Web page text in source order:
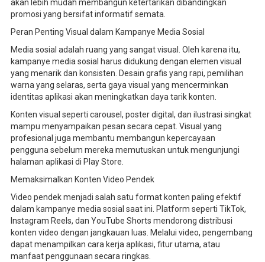
akan lebih mudah membangun ketertarikan dibandingkan
promosi yang bersifat informatif semata.
Peran Penting Visual dalam Kampanye Media Sosial
Media sosial adalah ruang yang sangat visual. Oleh karena itu,
kampanye media sosial harus didukung dengan elemen visual
yang menarik dan konsisten. Desain grafis yang rapi, pemilihan
warna yang selaras, serta gaya visual yang mencerminkan
identitas aplikasi akan meningkatkan daya tarik konten.
Konten visual seperti carousel, poster digital, dan ilustrasi singkat
mampu menyampaikan pesan secara cepat. Visual yang
profesional juga membantu membangun kepercayaan
pengguna sebelum mereka memutuskan untuk mengunjungi
halaman aplikasi di Play Store.
Memaksimalkan Konten Video Pendek
Video pendek menjadi salah satu format konten paling efektif
dalam kampanye media sosial saat ini. Platform seperti TikTok,
Instagram Reels, dan YouTube Shorts mendorong distribusi
konten video dengan jangkauan luas. Melalui video, pengembang
dapat menampilkan cara kerja aplikasi, fitur utama, atau
manfaat penggunaan secara ringkas.